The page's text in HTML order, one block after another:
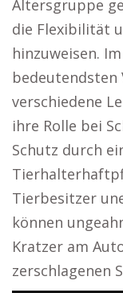
Altersgruppe
die Flexibilität
hinzuweisen.
bedeutendsten
verschiedene
ihre Rolle bei
Schutz durch
Tierbesitzer
können
Kratzer am
zerschlagenen